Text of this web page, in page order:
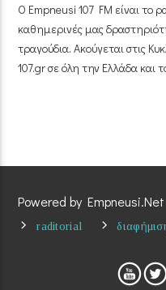
Ο Empneusi 107 FM είναι το
καθημερινές μας
τραγούδια. Ακούγεται στις
107.gr σε όλη την Ελλάδα και
Powered by Empneusi.Net
raditorial